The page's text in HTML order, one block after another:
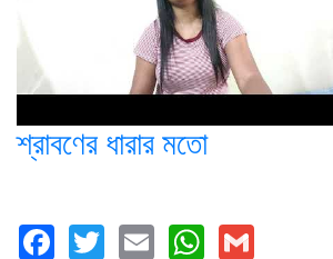
শ্রাবণের ধারার মতো